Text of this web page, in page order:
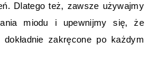
Dlatego też, zawsze używajmy
miodu i upewnijmy się, że
zakręcone po każdym